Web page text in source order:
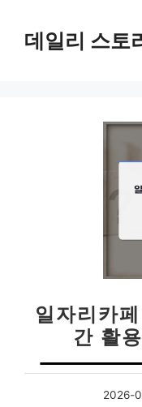
데일리 스토
일자리카
간 활
2026-